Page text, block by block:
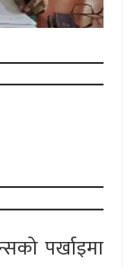
पर्खाइमा